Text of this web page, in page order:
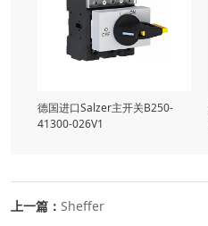
德国进口Salzer主开关​B250-
41300-026V1
上一篇： Sheffer